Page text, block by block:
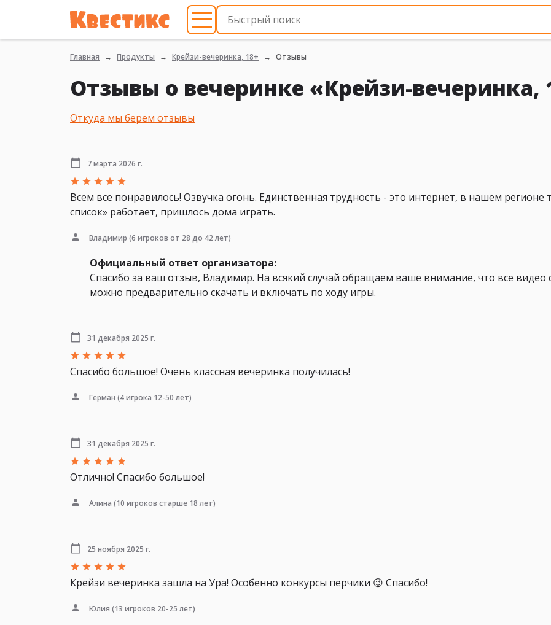
Главная Продукты Крейзи-вечеринка, 18+ Отзывы
Отзывы о вечеринке «Крейзи-вечеринка,
Откуда мы берем отзывы
7 марта 2026 г.
Всем все понравилось! Озвучка огонь. Единственная трудность - это интернет, в нашем регионе
список» работает, пришлось дома играть.
Владимир (6 игроков от 28 до 42 лет)
Официальный ответ организатора:
Спасибо за ваш отзыв, Владимир. На всякий случай обращаем ваше внимание, что все видео
можно предварительно скачать и включать по ходу игры.
31 декабря 2025 г.
Спасибо большое! Очень классная вечеринка получилась!
Герман (4 игрока 12-50 лет)
31 декабря 2025 г.
Отлично! Спасибо большое!
Алина (10 игроков старше 18 лет)
25 ноября 2025 г.
Крейзи вечеринка зашла на Ура! Особенно конкурсы перчики 😉 Спасибо!
Юлия (13 игроков 20-25 лет)